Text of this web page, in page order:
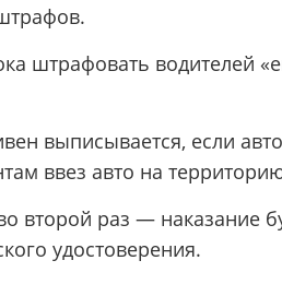
штрафовать водителей
выписывается, если
ввез авто на
второй раз — наказание
удостоверения.